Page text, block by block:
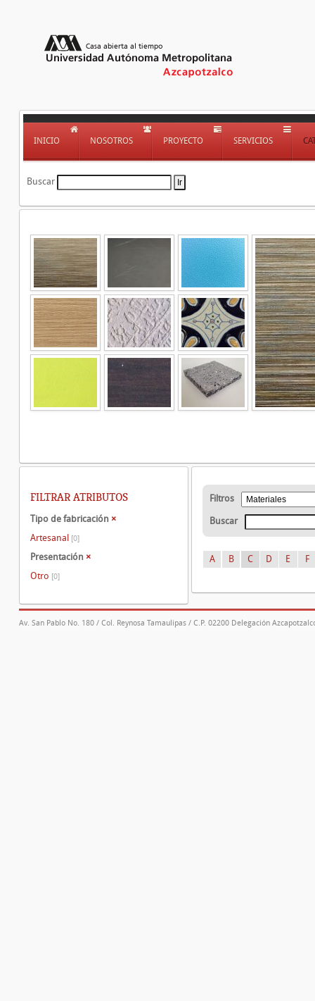
INICIO NOSOTROS PROYECTO SERVICIOS
Buscar
Filtros
Buscar
A B C D E F
FILTRAR ATRIBUTOS
Tipo de fabricación ×
Artesanal [0]
Presentación ×
Otro [0]
Av. San Pablo No. 180 / Col. Reynosa Tamaulipas / C.P. 02200 Delegación